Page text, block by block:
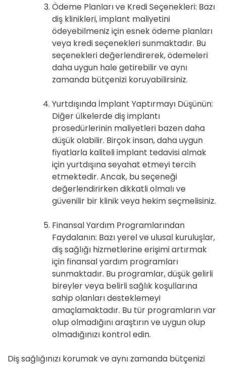
Ödeme Planları ve Kredi Seçenekleri: Bazı
diş klinikleri, implant maliyetini
ödeyebilmeniz için esnek ödeme planları
veya kredi seçenekleri sunmaktadır. Bu
seçenekleri değerlendirerek, ödemeleri
daha uygun hale getirebilir ve aynı
zamanda bütçenizi koruyabilirsiniz.
Yurtdışında İmplant Yaptırmayı Düşünün:
Diğer ülkelerde diş implantı
prosedürlerinin maliyetleri bazen daha
düşük olabilir. Birçok insan, daha uygun
fiyatlarla kaliteli implant tedavisi almak
için yurtdışına seyahat etmeyi tercih
etmektedir. Ancak, bu seçeneği
değerlendirirken dikkatli olmalı ve
güvenilir bir klinik veya hekim seçmelisiniz.
Finansal Yardım Programlarından
Faydalanın: Bazı yerel ve ulusal kuruluşlar,
diş sağlığı hizmetlerine erişimi artırmak
için finansal yardım programları
sunmaktadır. Bu programlar, düşük gelirli
bireyler veya belirli sağlık koşullarına
sahip olanları desteklemeyi
amaçlamaktadır. Bu tür programların var
olup olmadığını araştırın ve uygun olup
olmadığınızı kontrol edin.
Diş sağlığınızı korumak ve aynı zamanda bütçenizi